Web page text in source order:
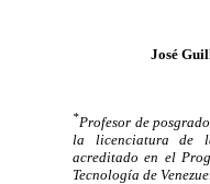
José
*Profesor de
la licenciatura de
acreditado en el
Tecnología de